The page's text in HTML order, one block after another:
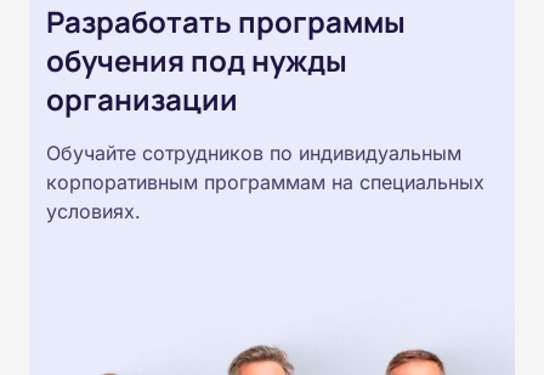
Разработать программы
обучения под нужды
организации
Обучайте сотрудников по индивидуальным
корпоративным программам на специальных
условиях.